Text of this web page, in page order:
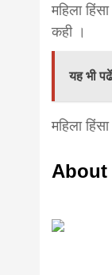
महिला
कही ।
यह भी
महिला